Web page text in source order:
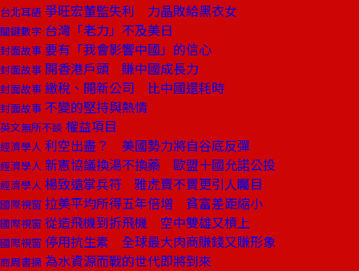
台北耳語 爭旺宏董監失利 力晶敗給黑衣女
關鍵數字 台灣「老力」不及美日
封面故事 要有「我會影響中國」的信心
封面故事 開香港戶頭 賺中國成長力
封面故事 繳稅、開新公司 比中國還耗時
封面故事 不變的堅持與熱情
英文無所不談 權益項目
經濟學人 利空出盡？ 美國勢力將自谷底反彈
經濟學人 新憲協議換湯不換藥 歐盟十國允諾公投
經濟學人 楊致遠掌兵符 雅虎賣不賣更引人矚目
國際視窗 拉美平均所得五年倍增 貧富差距縮小
國際視窗 從造飛機到拆飛機 空中雙雄又槓上
國際視窗 停用抗生素 全球最大肉商賺錢又賺形象
商周書摘 為水資源而戰的世代即將到來